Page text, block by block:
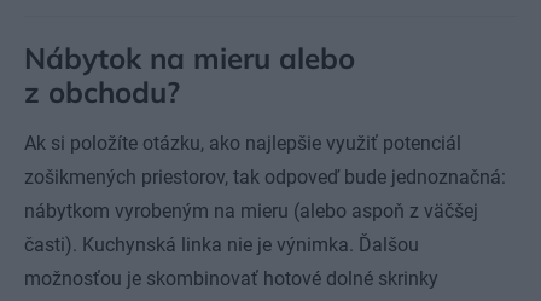
Nábytok na mieru alebo
z obchodu?
Ak si položíte otázku, ako najlepšie využiť potenciál
zošikmených priestorov, tak odpoveď bude jednoznačná:
nábytkom vyrobeným na mieru (alebo aspoň z väčšej
časti). Kuchynská linka nie je výnimka. Ďalšou
možnosťou je skombinovať hotové dolné skrinky